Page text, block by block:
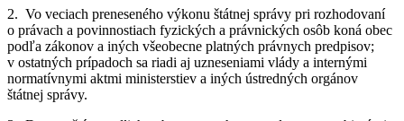
2. Vo veciach preneseného výkonu štátnej správy pri rozhodovaní
o právach a povinnostiach fyzických a právnických osôb koná obec
podľa zákonov a iných všeobecne platných právnych predpisov;
v ostatných prípadoch sa riadi aj uzneseniami vlády a internými
normatívnymi aktmi ministerstiev a iných ústredných orgánov
štátnej správy.